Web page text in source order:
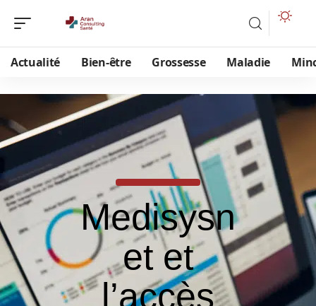
Actualité Bien-être Grossesse Maladie
Medisysn
et et
l’accès